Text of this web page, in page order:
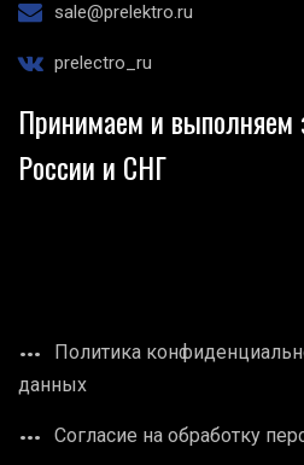
sale@prelektro.ru
prelectro_ru
Принимаем и выполняем
России и СНГ
Политика
данных
Согласие на обработку